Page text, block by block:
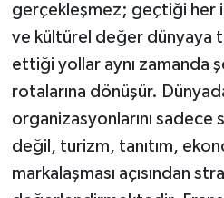
gerçekleşmez; geçtiği her
ve kültürel değer dünyaya
ettiği yollar aynı zamanda
rotalarına dönüşür.
organizasyonlarını
değil, turizm, tanıtım,
markalaşması açısından